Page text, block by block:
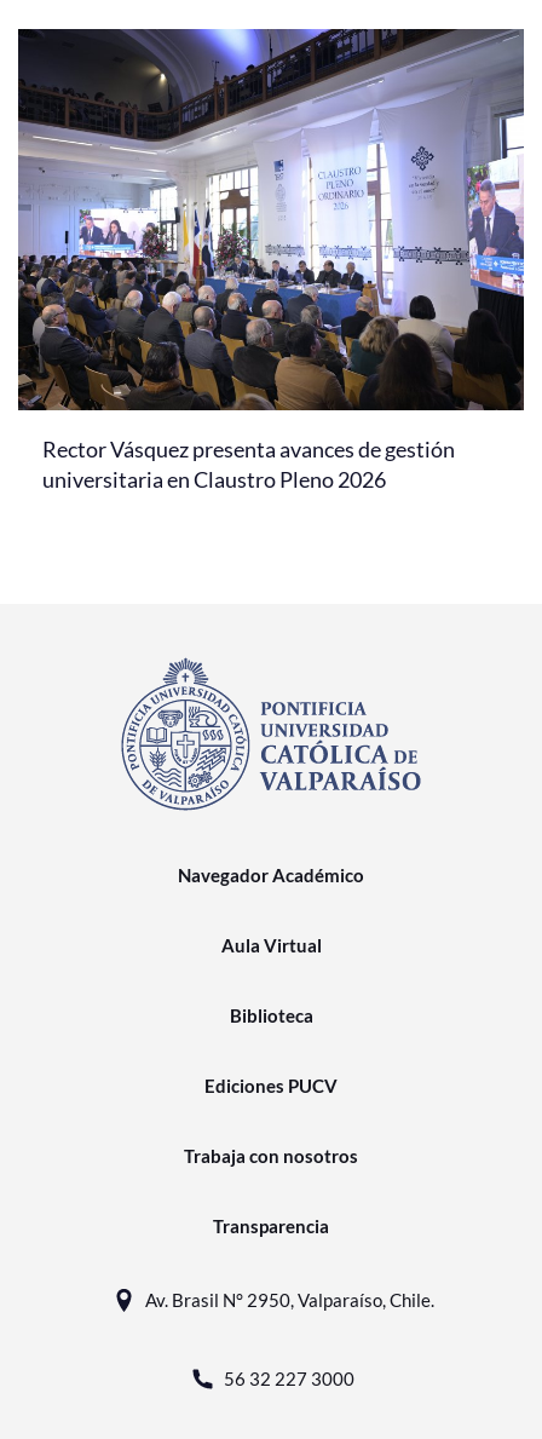
Rector Vásquez presenta avances de gestión
universitaria en Claustro Pleno 2026
Navegador Académico
Aula Virtual
Biblioteca
Ediciones PUCV
Trabaja con nosotros
Transparencia
Av. Brasil N° 2950, Valparaíso, Chile.
56 32 227 3000